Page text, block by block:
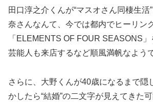
田口淳之介くんが“マスオさん同棲生活
奈さんなんて、今では都内でヒーリン
「ELEMENTS OF FOUR SEASONS」
芸能人も来店するなど順風満帆なよう
さらに、大野くんが40歳になるまで隠
かしたら“結婚”の二文字が見えてきた